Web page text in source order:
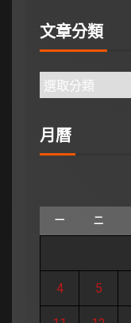
文章分類
月曆
一 二
4 5